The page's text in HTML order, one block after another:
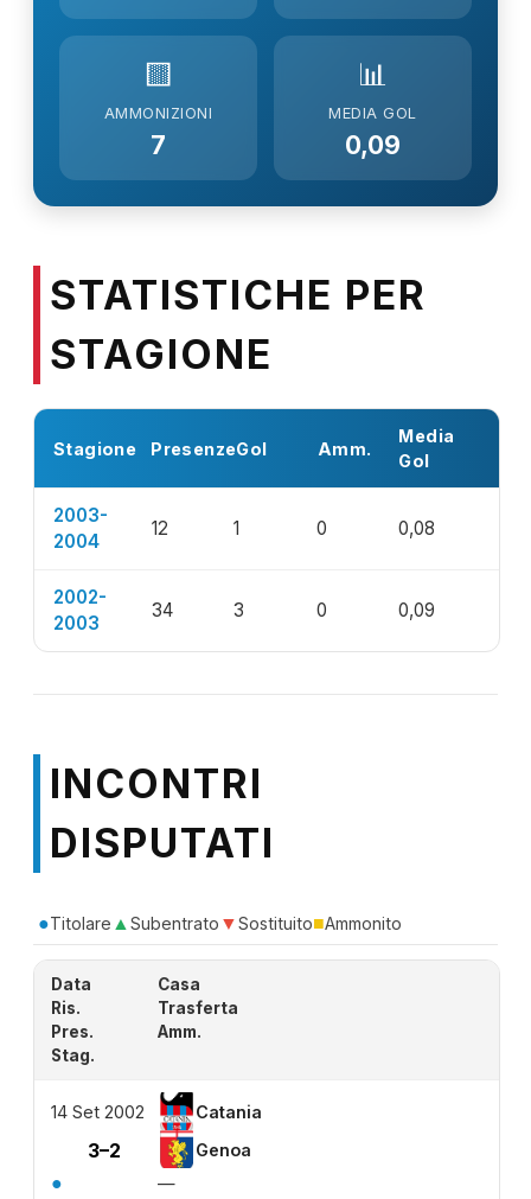
🟨
AMMONIZIONI
7
📊
MEDIA GOL
0,09
STATISTICHE PER
STAGIONE
Stagione PresenzeGol Amm.
Media
Gol
2003-
2004
12 1 0 0,08
2002-
2003
34 3 0 0,09
INCONTRI
DISPUTATI
●Titolare ▲Subentrato ▼Sostituito■Ammonito
Data
Casa
Ris.
Trasferta
Pres.
Amm.
Stag.
14 Set 2002 Catania
3–2 Genoa
●
—